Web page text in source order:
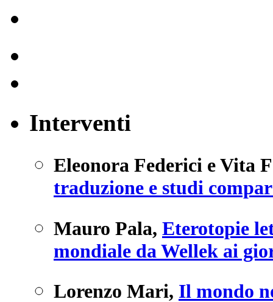
Interventi
Eleonora Federici e Vita
traduzione e studi
Mauro Pala, Eterotopie
mondiale da Wellek ai
Lorenzo Mari, Il mondo